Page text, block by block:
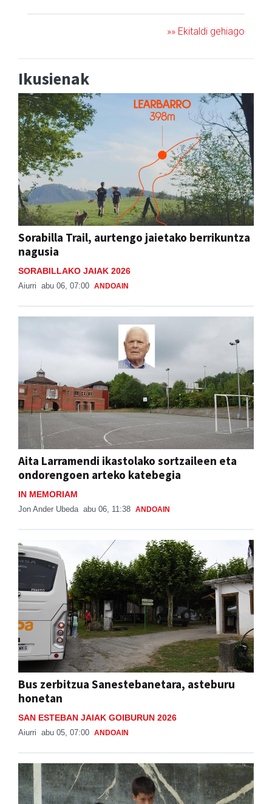
»» Ekitaldi gehiago
Ikusienak
Sorabilla Trail, aurtengo jaietako berrikuntza
nagusia
SORABILLAKO JAIAK 2026
Aiurri abu 06, 07:00 ANDOAIN
Aita Larramendi ikastolako sortzaileen eta
ondorengoen arteko katebegia
IN MEMORIAM
Jon Ander Ubeda abu 06, 11:38 ANDOAIN
Bus zerbitzua Sanestebanetara, asteburu
honetan
SAN ESTEBAN JAIAK GOIBURUN 2026
Aiurri abu 05, 07:00 ANDOAIN